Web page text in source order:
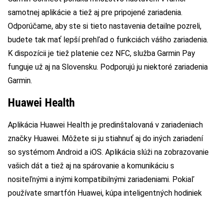
samotnej aplikácie a tiež aj pre pripojené zariadenia.
Odporúčame, aby ste si tieto nastavenia detailne pozreli,
budete tak mať lepší prehľad o funkciách vášho zariadenia.
K dispozícii je tiež platenie cez NFC, služba Garmin Pay
funguje už aj na Slovensku. Podporujú ju niektoré zariadenia
Garmin.
Huawei Health
Aplikácia Huawei Health je predinštalovaná v zariadeniach
značky Huawei. Môžete si ju stiahnuť aj do iných zariadení
so systémom Android a iOS. Aplikácia slúži na zobrazovanie
vašich dát a tiež aj na spárovanie a komunikáciu s
nositeľnými a inými kompatibilnými zariadeniami. Pokiaľ
používate smartfón Huawei, kúpa inteligentných hodiniek